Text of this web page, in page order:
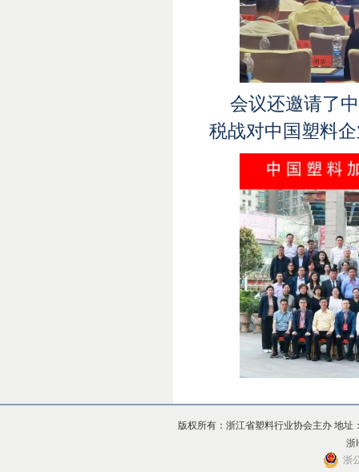
会议还邀请了
税战对中国塑料
版权所有：浙江省塑料行业协会主办 地
浙
浙